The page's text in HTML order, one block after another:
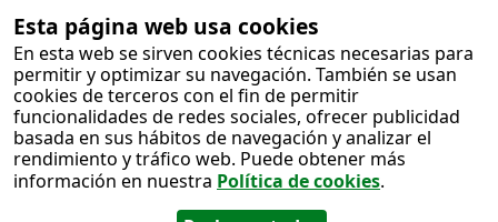
Esta página web usa cookies
En esta web se sirven cookies técnicas necesarias para
permitir y optimizar su navegación. También se usan
cookies de terceros con el fin de permitir
funcionalidades de redes sociales, ofrecer publicidad
basada en sus hábitos de navegación y analizar el
rendimiento y tráfico web. Puede obtener más
información en nuestra Política de cookies.